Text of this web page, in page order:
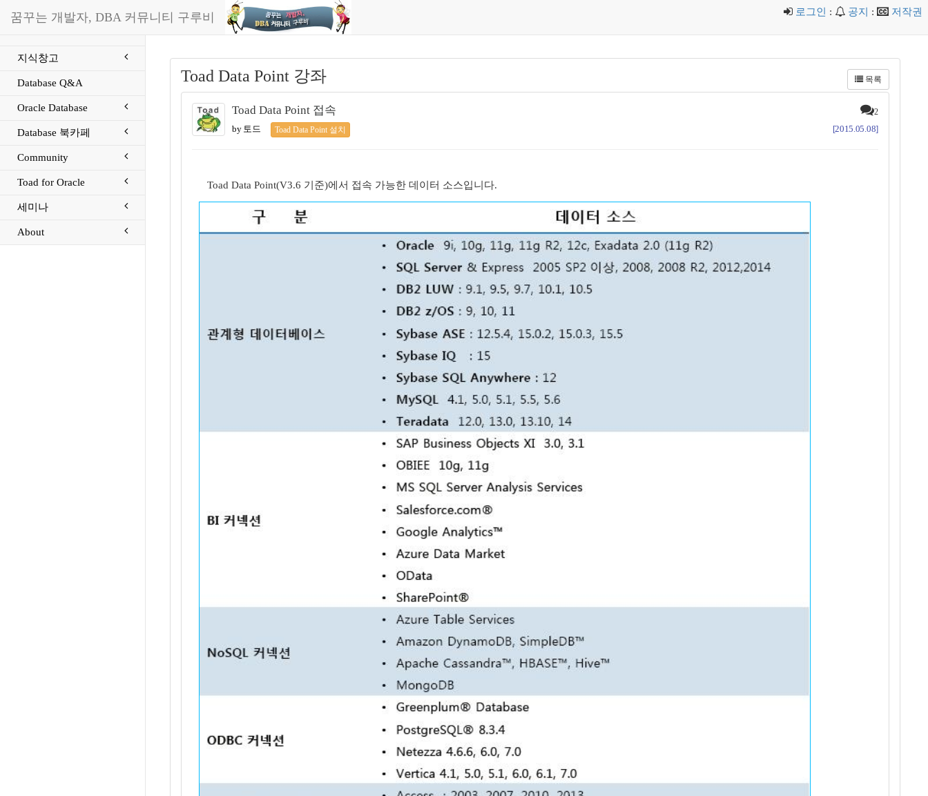
꿈꾸는 개발자, DBA 커뮤니티 구루비 로그인 : 공지 : 저작권
지식창고
Database Q&A
Oracle Database
Database 북카페
Community
Toad for Oracle
세미나
About
Toad Data Point 강좌 목록
Toad Data Point 접속 2
by 토드 Toad Data Point 설치 [2015.05.08]
Toad Data Point(V3.6 기준)에서 접속 가능한 데이터 소스입니다.